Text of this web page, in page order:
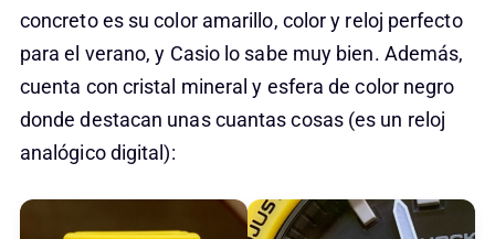
concreto es su color amarillo, color y reloj perfecto
para el verano, y Casio lo sabe muy bien. Además,
cuenta con cristal mineral y esfera de color negro
donde destacan unas cuantas cosas (es un reloj
analógico digital):